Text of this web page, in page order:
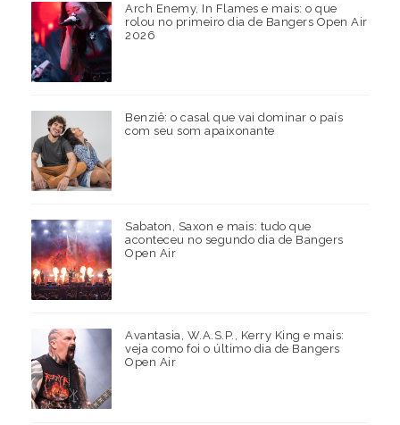
Arch Enemy, In Flames e mais: o que
rolou no primeiro dia de Bangers Open Air
2026
Benziê: o casal que vai dominar o país
com seu som apaixonante
Sabaton, Saxon e mais: tudo que
aconteceu no segundo dia de Bangers
Open Air
Avantasia, W.A.S.P., Kerry King e mais:
veja como foi o último dia de Bangers
Open Air